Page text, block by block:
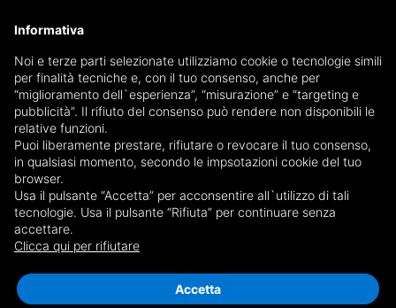
Receive a copy of the newspaper by mail
Choose newspaper
1 result for
Informativa
Noi e terze parti selezionate utilizziamo cookie o tecnologie simili
per finalità tecniche e, con il tuo consenso, anche per
“miglioramento dell`esperienza”, “misurazione” e “targeting e
pubblicità”. Il rifiuto del consenso può rendere non disponibili le
relative funzioni.
Puoi liberamente prestare, rifiutare o revocare il tuo consenso,
in qualsiasi momento, secondo le impsotazioni cookie del tuo
browser.
Usa il pulsante “Accetta” per acconsentire all`utilizzo di tali
tecnologie. Usa il pulsante “Rifiuta” per continuare senza
accettare.
Clicca qui per rifiutare
Accetta